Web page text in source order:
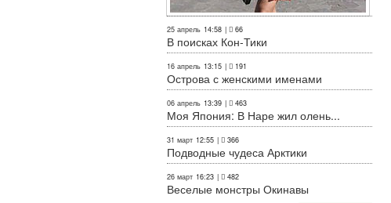
25 апрель 14:58 | 66
В поисках Кон-Тики
16 апрель 13:15 | 191
Острова с женскими именами
06 апрель 13:39 | 463
Моя Япония: В Наре жил олень...
31 март 12:55 | 366
Подводные чудеса Арктики
26 март 16:23 | 482
Веселые монстры Окинавы